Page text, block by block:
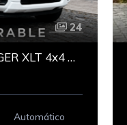
24
2025 FORD RANGER XLT 4x4 BITURBO
Automático